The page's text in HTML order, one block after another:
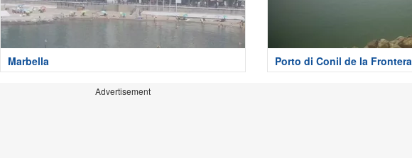
Marbella Porto di Conil de la Frontera
Advertisement